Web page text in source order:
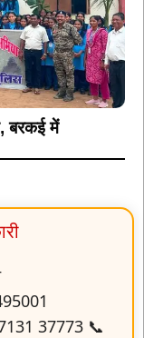
बरकई में
37773 📞